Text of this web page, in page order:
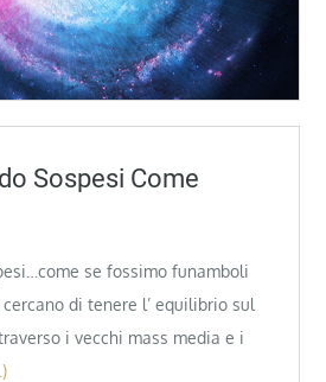
Sospesi Come
se fossimo funamboli
di tenere l’ equilibrio sul
i vecchi mass media e i